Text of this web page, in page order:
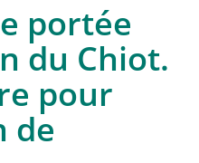
portée
du Chiot.
pour
de